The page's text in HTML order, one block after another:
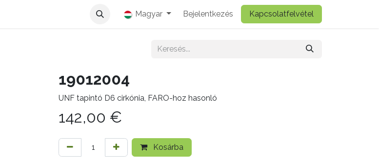
Magyar Bejelentkezés Kapcsolatfelvétel
19012004
UNF tapintó D6 cirkónia, FARO-hoz hasonló
142,00 €
Kosárba